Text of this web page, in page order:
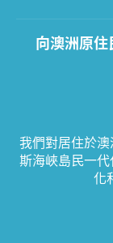
向澳洲原
我們對居住於
斯海峽島民一
化